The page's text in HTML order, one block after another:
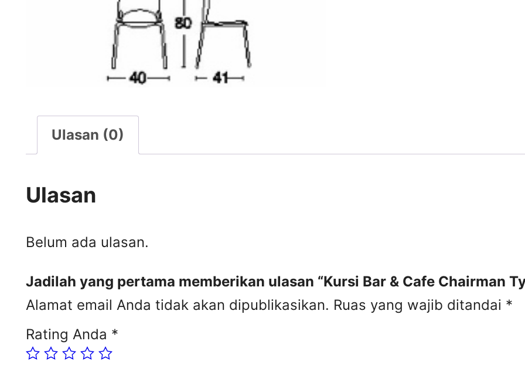
Ulasan (0)
Ulasan
Belum ada ulasan.
Jadilah yang pertama memberikan ulasan “Kursi Bar & Cafe Chairman
Alamat email Anda tidak akan dipublikasikan. Ruas yang wajib ditandai *
Rating Anda *